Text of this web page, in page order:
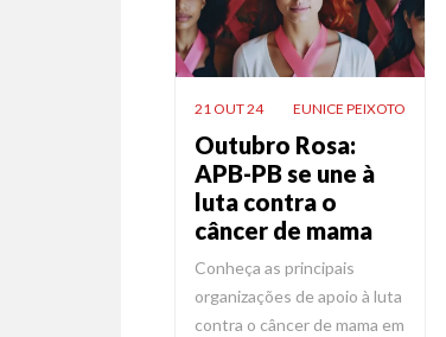
21 OUT 24 EUNICE PEIXOTO
Outubro Rosa:
APB-PB se une à
luta contra o
câncer de mama
Conheça as principais
organizações de apoio à luta
contra o câncer de mama em